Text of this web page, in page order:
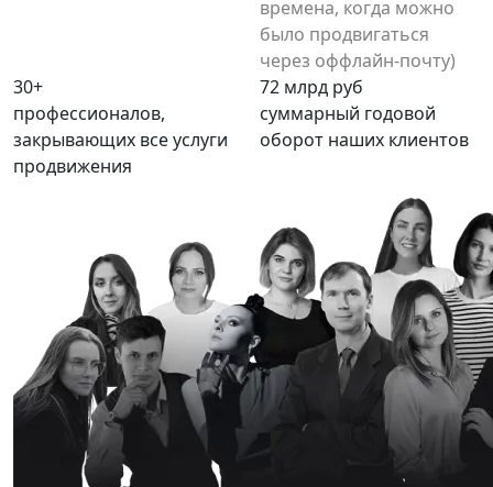
времена, когда можно
было продвигаться
через оффлайн-почту)
30+
профессионалов,
закрывающих все услуги
продвижения
72 млрд руб
суммарный годовой
оборот наших клиентов